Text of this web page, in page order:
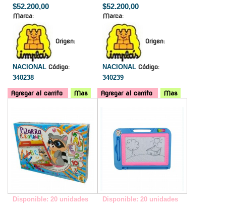
$52.200,00
Marca:
Origen:
NACIONAL Código:
340238
Agregar al carrito Mas
$52.200,00
Marca:
Origen:
NACIONAL Código:
340239
Agregar al carrito
Mas
Disponible: 20 unidades Disponible: 20 unidades